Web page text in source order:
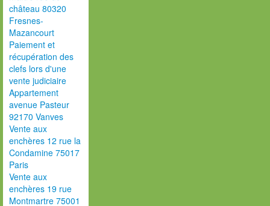
château 80320
Fresnes-
Mazancourt
Paiement et
récupération des
clefs lors d'une
vente judiciaire
Appartement
avenue Pasteur
92170 Vanves
Vente aux
enchères 12 rue la
Condamine 75017
Paris
Vente aux
enchères 19 rue
Montmartre 75001